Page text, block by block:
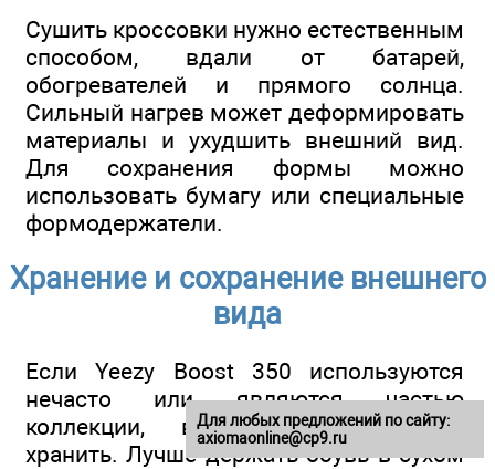
Сушить кроссовки нужно естественным
способом, вдали от батарей,
обогревателей и прямого солнца.
Сильный нагрев может деформировать
материалы и ухудшить внешний вид.
Для сохранения формы можно
использовать бумагу или специальные
формодержатели.
Хранение и сохранение внешнего
вида
Если Yeezy Boost 350 используются
нечасто или являются частью
коллекции, важно правильно их
хранить. Лучше держать обувь в сухом
Для любых предложений по сайту:
axiomaonline@cp9.ru